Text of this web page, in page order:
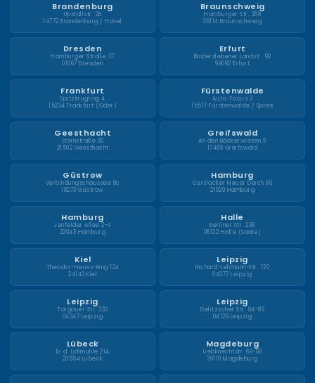
Brandenburg
Upstallstr. 2B
14772 Brandenburg / Havel
Braunschweig
Hamburger Str. 268
38114 Braunschweig
Dresden
Hamburger Straße 37
01067 Dresden
Erfurt
Binderslebener Landstr. 92
99092 Erfurt
Frankfurt
Spitzkrugring 4
15234 Frankfurt (Oder)
Fürstenwalde
Auto-Focus 3
15517 Fürstenwalde / Spree
Geesthacht
Steinstraße 80
21502 Geesthacht
Greifswald
An den Bäckerwiesen 9
17489 Greifswald
Güstrow
Verbindungschaussee 8c
18273 Güstrow
Hamburg
Curslacker Neuer Deich 66
21029 Hamburg
Hamburg
Jenfelder Allee 2-4
22043 Hamburg
Halle
Berliner Str. 238
06122 Halle (Saale)
Kiel
Theodor-Heuss-Ring 124
24143 Kiel
Leipzig
Richard-Lehmann-Str. 120
04277 Leipzig
Leipzig
Torgauer Str. 333
04347 Leipzig
Leipzig
Delitzscher Str. 84-86
04129 Leipzig
Lübeck
b. d. Lohmühle 21A
23554 Lübeck
Magdeburg
Liebknechtstr. 66-68
39110 Magdeburg